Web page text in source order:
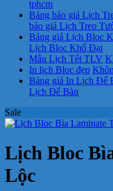
tphcm
Bảng báo giá Lịch
báo giá Lịch Treo
Bảng giá Lịch Bloc
Lịch Bloc Khổ Đại
Mẫu Lịch Tết TLV
In lịch Bloc đẹp
Bảng giá In Lịch Để
Lịch Để Bàn
Sale
Lịch Bloc
Lộc